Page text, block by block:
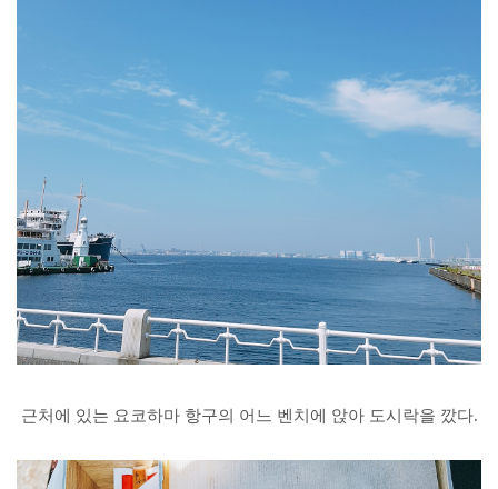
근처에 있는 요코하마 항구의 어느 벤치에 앉아 도시락을 깠다.